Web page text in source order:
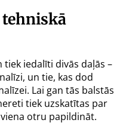
iedalīti divās daļās –
un tie, kas dod
Lai gan tās balstās
tiek uzskatītas par
otru papildināt.